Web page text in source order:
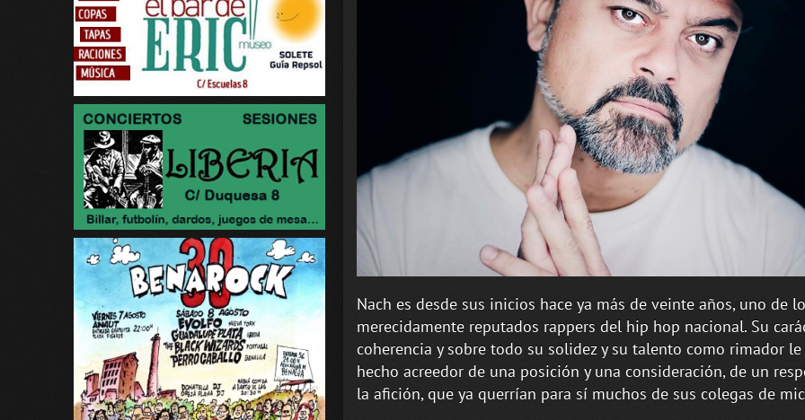
Nach es desde sus inicios hace ya más de veinte años, uno de
merecidamente reputados rappers del hip hop nacional. Su
coherencia y sobre todo su solidez y su talento como rimador
hecho acreedor de una posición y una consideración, de un
la afición, que ya querrían para sí muchos de sus colegas de